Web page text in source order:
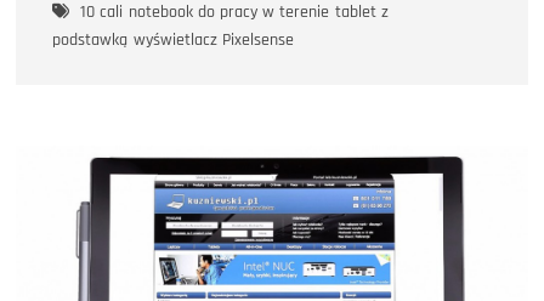
10 cali notebook do pracy w terenie tablet z
podstawką wyświetlacz Pixelsense